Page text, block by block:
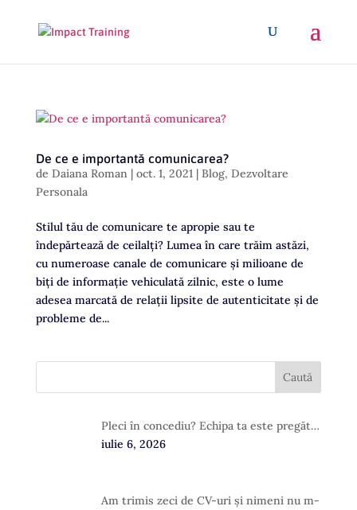
De ce e importantă comunicarea?
de Daiana Roman| oct. 1, 2021| Blog, Dezvoltare
Personala
Stilul tău de comunicare te apropie sau te
îndepărtează de ceilalți? Lumea în care trăim astăzi,
cu numeroase canale de comunicare și milioane de
biți de informație vehiculată zilnic, este o lume
adesea marcată de relații lipsite de autenticitate și de
probleme de...
Pleci în concediu? Echipa ta este pregăt…
iulie 6, 2026
Am trimis zeci de CV-uri și nimeni nu m-